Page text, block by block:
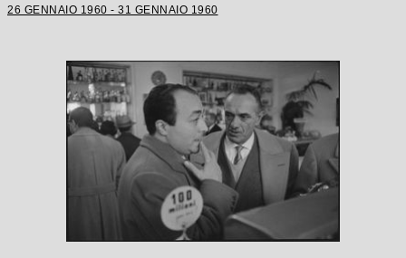
26 GENNAIO 1960 - 31 GENNAIO 1960